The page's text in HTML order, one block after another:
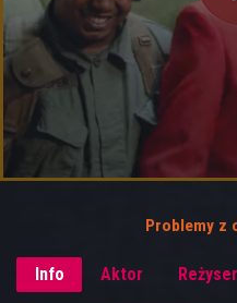
Problemy z
Info Aktor Reżyser